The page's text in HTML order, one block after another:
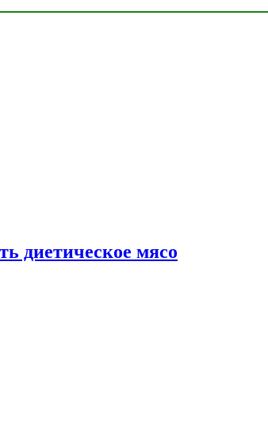
диетическое мясо